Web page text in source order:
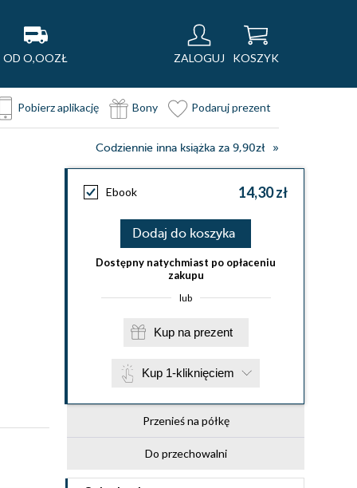
OD O,OOZŁ ZALOGUJ KOSZYK
Pobierz aplikację Bony Podaruj prezent
Codziennie inna książka za 9,90zł
Ebook 14,30 zł
Dodaj do koszyka
Dostępny natychmiast po opłaceniu
zakupu
lub
Kup na prezent
Kup 1-kliknięciem
Przenieś na półkę
Do przechowalni